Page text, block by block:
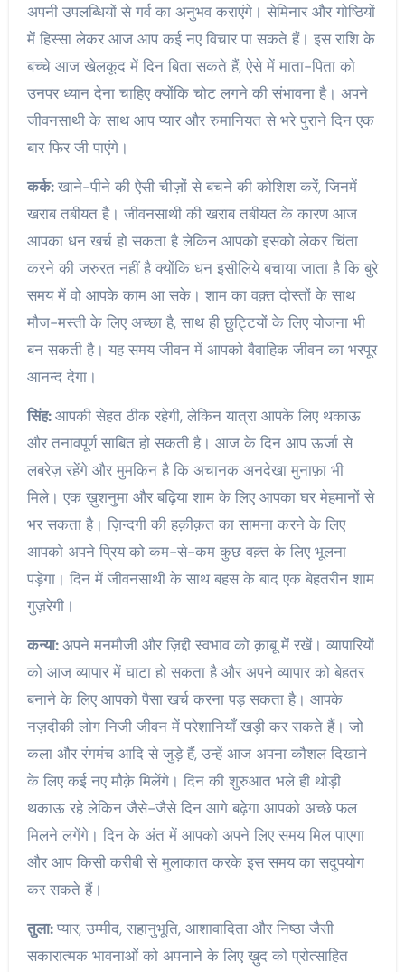
अपनी उपलब्धियों से गर्व का अनुभव कराएंगे। सेमिनार और गोष्ठियों
में हिस्सा लेकर आज आप कई नए विचार पा सकते हैं। इस राशि के
बच्चे आज खेलकूद में दिन बिता सकते हैं, ऐसे में माता-पिता को
उनपर ध्यान देना चाहिए क्योंकि चोट लगने की संभावना है। अपने
जीवनसाथी के साथ आप प्यार और रुमानियत से भरे पुराने दिन एक
बार फिर जी पाएंगे।
कर्क:खाने-पीने की ऐसी चीज़ों से बचने की कोशिश करें, जिनमें
खराब तबीयत है। जीवनसाथी की खराब तबीयत के कारण आज
आपका धन खर्च हो सकता है लेकिन आपको इसको लेकर चिंता
करने की जरुरत नहीं है क्योंकि धन इसीलिये बचाया जाता है कि बुरे
समय में वो आपके काम आ सके। शाम का वक़्त दोस्तों के साथ
मौज-मस्ती के लिए अच्छा है, साथ ही छुट्टियों के लिए योजना भी
बन सकती है। यह समय जीवन में आपको वैवाहिक जीवन का भरपूर
आनन्द देगा।
सिंह:आपकी सेहत ठीक रहेगी, लेकिन यात्रा आपके लिए थकाऊ
और तनावपूर्ण साबित हो सकती है। आज के दिन आप ऊर्जा से
लबरेज़ रहेंगे और मुमकिन है कि अचानक अनदेखा मुनाफ़ा भी
मिले। एक ख़ुशनुमा और बढ़िया शाम के लिए आपका घर मेहमानों से
भर सकता है। ज़िन्दगी की हक़ीक़त का सामना करने के लिए
आपको अपने प्रिय को कम-से-कम कुछ वक़्त के लिए भूलना
पड़ेगा। दिन में जीवनसाथी के साथ बहस के बाद एक बेहतरीन शाम
गुज़रेगी।
कन्या:अपने मनमौजी और ज़िद्दी स्वभाव को क़ाबू में रखें। व्यापारियों
को आज व्यापार में घाटा हो सकता है और अपने व्यापार को बेहतर
बनाने के लिए आपको पैसा खर्च करना पड़ सकता है। आपके
नज़दीकी लोग निजी जीवन में परेशानियाँ खड़ी कर सकते हैं। जो
कला और रंगमंच आदि से जुड़े हैं, उन्हें आज अपना कौशल दिखाने
के लिए कई नए मौक़े मिलेंगे। दिन की शुरुआत भले ही थोड़ी
थकाऊ रहे लेकिन जैसे-जैसे दिन आगे बढ़ेगा आपको अच्छे फल
मिलने लगेंगे। दिन के अंत में आपको अपने लिए समय मिल पाएगा
और आप किसी करीबी से मुलाकात करके इस समय का सदुपयोग
कर सकते हैं।
तुला:प्यार, उम्मीद, सहानुभूति, आशावादिता और निष्ठा जैसी
सकारात्मक भावनाओं को अपनाने के लिए ख़ुद को प्रोत्साहित